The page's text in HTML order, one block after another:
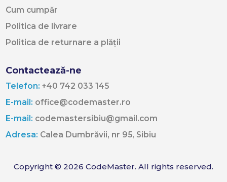
Cum cumpăr
Politica de livrare
Politica de returnare a plății
Contactează-ne
Telefon: +40 742 033 145
E-mail: office@codemaster.ro
E-mail: codemastersibiu@gmail.com
Adresa: Calea Dumbrăvii, nr 95, Sibiu
Copyright © 2026 CodeMaster. All rights reserved.